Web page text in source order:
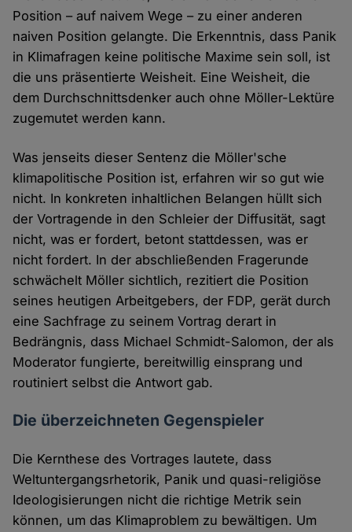
Position – auf naivem Wege – zu einer anderen
naiven Position gelangte. Die Erkenntnis, dass Panik
in Klimafragen keine politische Maxime sein soll, ist
die uns präsentierte Weisheit. Eine Weisheit, die
dem Durchschnittsdenker auch ohne Möller-Lektüre
zugemutet werden kann.
Was jenseits dieser Sentenz die Möller'sche
klimapolitische Position ist, erfahren wir so gut wie
nicht. In konkreten inhaltlichen Belangen hüllt sich
der Vortragende in den Schleier der Diffusität, sagt
nicht, was er fordert, betont stattdessen, was er
nicht fordert. In der abschließenden Fragerunde
schwächelt Möller sichtlich, rezitiert die Position
seines heutigen Arbeitgebers, der FDP, gerät durch
eine Sachfrage zu seinem Vortrag derart in
Bedrängnis, dass Michael Schmidt-Salomon, der als
Moderator fungierte, bereitwillig einsprang und
routiniert selbst die Antwort gab.
Die überzeichneten Gegenspieler
Die Kernthese des Vortrages lautete, dass
Weltuntergangsrhetorik, Panik und quasi-religiöse
Ideologisierungen nicht die richtige Metrik sein
können, um das Klimaproblem zu bewältigen. Um